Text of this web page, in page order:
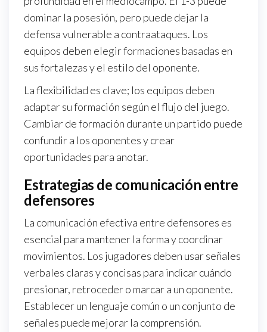
dominar la posesión, pero puede dejar la
defensa vulnerable a contraataques. Los
equipos deben elegir formaciones basadas en
sus fortalezas y el estilo del oponente.
La flexibilidad es clave; los equipos deben
adaptar su formación según el flujo del juego.
Cambiar de formación durante un partido puede
confundir a los oponentes y crear
oportunidades para anotar.
Estrategias de comunicación entre
defensores
La comunicación efectiva entre defensores es
esencial para mantener la forma y coordinar
movimientos. Los jugadores deben usar señales
verbales claras y concisas para indicar cuándo
presionar, retroceder o marcar a un oponente.
Establecer un lenguaje común o un conjunto de
señales puede mejorar la comprensión.